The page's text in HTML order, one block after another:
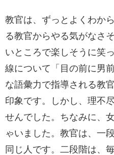
教官は、ずっとよくわか
る教官からやる気がなさ
いところで楽しそうに笑
線について「目の前に男
な語彙力で指導される教
印象です。しかし、理不
せんでした。ちなみに、
ゃいました。教官は、一
同じ人です。二段階は、